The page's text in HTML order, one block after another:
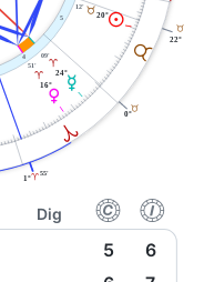
A
B
4
5
A
1°
55'
B
0°
B
22°
P
16°
A
51'
O
24°
A
09'
M
20°
B
12'
Dig f g
5 6